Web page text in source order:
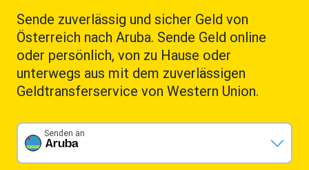
Sende zuverlässig und sicher Geld von
Österreich nach Aruba. Sende Geld online
oder persönlich, von zu Hause oder
unterwegs aus mit dem zuverlässigen
Geldtransferservice von Western Union.
Aruba
Senden an